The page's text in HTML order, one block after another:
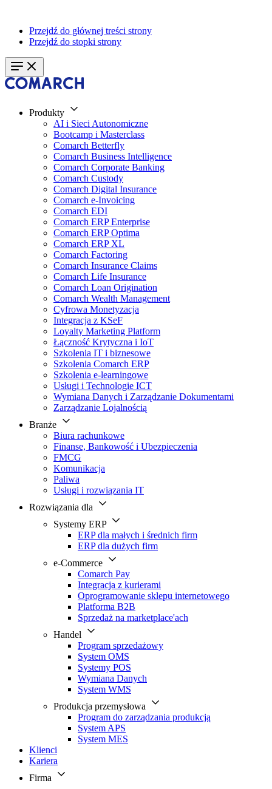
Przejdź do głównej treści strony
Przejdź do stopki strony
Produkty
AI i Sieci Autonomiczne
Bootcamp i Masterclass
Comarch Betterfly
Comarch Business Intelligence
Comarch Corporate Banking
Comarch Custody
Comarch Digital Insurance
Comarch e-Invoicing
Comarch EDI
Comarch ERP Enterprise
Comarch ERP Optima
Comarch ERP XL
Comarch Factoring
Comarch Insurance Claims
Comarch Life Insurance
Comarch Loan Origination
Comarch Wealth Management
Cyfrowa Monetyzacja
Integracja z KSeF
Loyalty Marketing Platform
Łączność Krytyczna i IoT
Szkolenia IT i biznesowe
Szkolenia Comarch ERP
Szkolenia e-learningowe
Usługi i Technologie ICT
Wymiana Danych i Zarządzanie Dokumentami
Zarządzanie Lojalnością
Branże
Biura rachunkowe
Finanse, Bankowość i Ubezpieczenia
FMCG
Komunikacja
Paliwa
Usługi i rozwiązania IT
Rozwiązania dla
Systemy ERP
ERP dla małych i średnich firm
ERP dla dużych firm
e-Commerce
Comarch Pay
Integracja z kurierami
Oprogramowanie sklepu internetowego
Platforma B2B
Sprzedaż na marketplace'ach
Handel
Program sprzedażowy
System OMS
Systemy POS
Wymiana Danych
System WMS
Produkcja przemysłowa
Program do zarządzania produkcją
System APS
System MES
Klienci
Kariera
Firma